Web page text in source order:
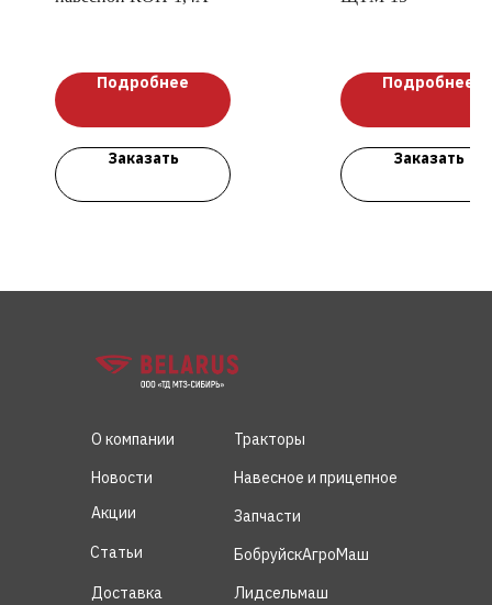
Подробнее
Заказать
Подробнее
Заказать
Акции
Статьи
Новости
Доставка
Лидсельмаш
БобруйскАгроМаш
Запчасти
Навесное и прицепное
Тракторы
О компании